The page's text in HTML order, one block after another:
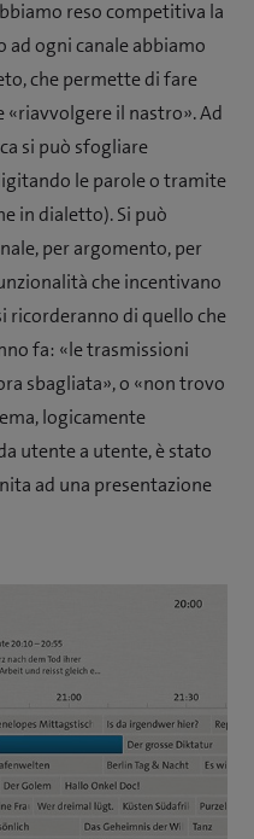
reso competitiva la
ogni canale abbiamo
che permette di fare
il nastro». Ad
si può sfogliare
le parole o tramite
in dialetto). Si può
per argomento, per
che incentivano
ricorderanno di quello che
fa: «le trasmissioni
sbagliata», o «non trovo
logicamente
utente a utente, è stato
ad una presentazione